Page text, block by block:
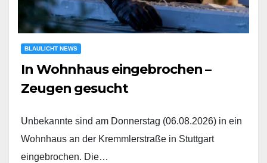
BLAULICHT NEWS
In Wohnhaus eingebrochen –
Zeugen gesucht
Unbekannte sind am Donnerstag (06.08.2026) in ein
Wohnhaus an der Kremmlerstraße in Stuttgart
eingebrochen. Die…